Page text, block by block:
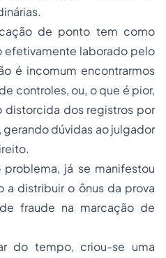
de ponto tem como
laborado pelo
é incomum encontrarmos
controles, ou, o que é pior,
distorcida dos registros por
dúvidas ao julgador
já se manifestou
a distribuir o ônus da prova
fraude na marcação de
do tempo, criou-se uma